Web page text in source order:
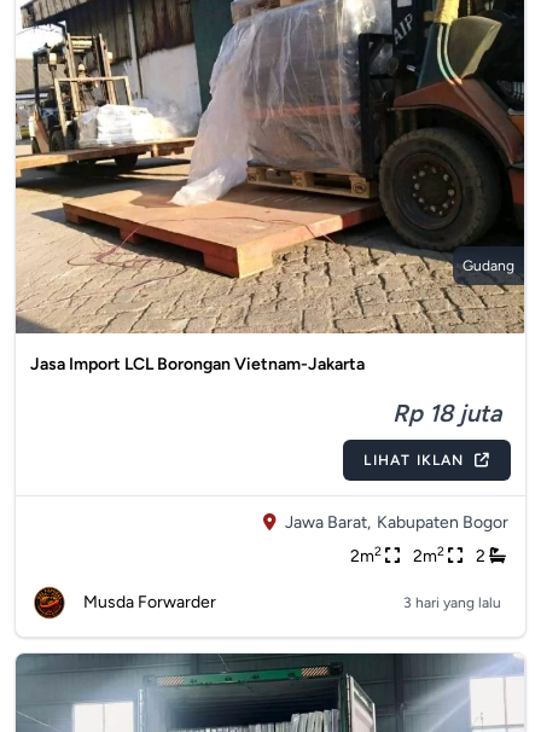
Gudang
Jasa Import LCL Borongan Vietnam-Jakarta
Rp 18 juta
LIHAT IKLAN
Jawa Barat, Kabupaten Bogor
2m2 2m2 2
Musda Forwarder 3 hari yang lalu